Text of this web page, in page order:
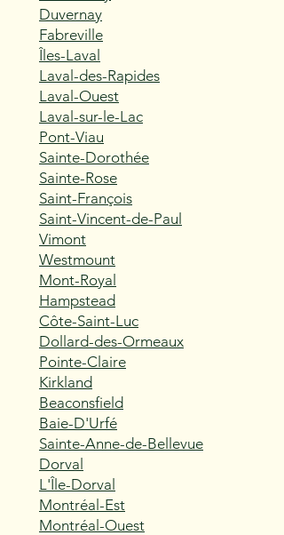
Duvernay
Fabreville
Îles-Laval
Laval-des-Rapides
Laval-Ouest
Laval-sur-le-Lac
Pont-Viau
Sainte-Dorothée
Sainte-Rose
Saint-François
Saint-Vincent-de-Paul
Vimont
Westmount
Mont-Royal
Hampstead
Côte-Saint-Luc
Dollard-des-Ormeaux
Pointe-Claire
Kirkland
Beaconsfield
Baie-D'Urfé
Sainte-Anne-de-Bellevue
Dorval
L'Île-Dorval
Montréal-Est
Montréal-Ouest